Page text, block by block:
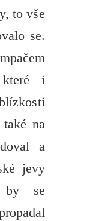
to vše
se.
které i
na
a
jevy
by se